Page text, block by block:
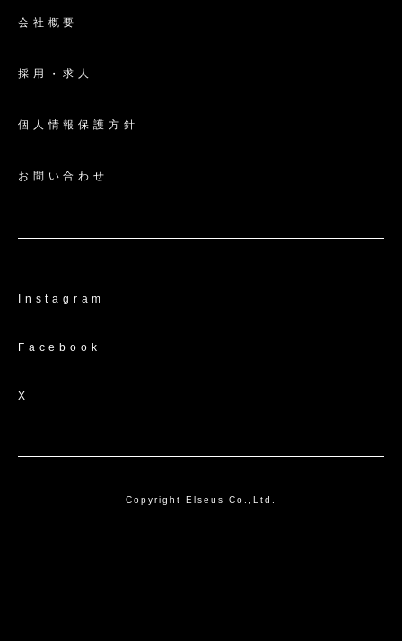
Copyright Elseus Co.,Ltd.
Instagram
Facebook
X
会社概要
採用・求人
個人情報保護方針
お問い合わせ